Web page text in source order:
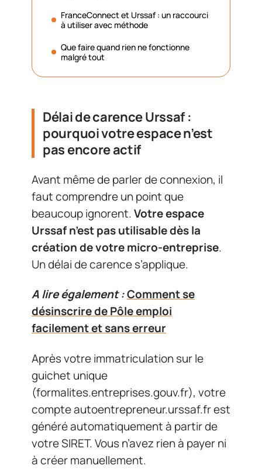
FranceConnect et Urssaf : un raccourci
à utiliser avec méthode
Que faire quand rien ne fonctionne
malgré tout
Délai de carence Urssaf :
pourquoi votre espace n’est
pas encore actif
Avant même de parler de connexion, il
faut comprendre un point que
beaucoup ignorent.Votre espace
Urssaf n’est pas utilisable dès la
création de votre micro-entreprise.
Un délai de carence s’applique.
A lire également :Comment se
désinscrire de Pôle emploi
facilement et sans erreur
Après votre immatriculation sur le
guichet unique
(formalites.entreprises.gouv.fr), votre
compte autoentrepreneur.urssaf.fr est
généré automatiquement à partir de
votre SIRET. Vous n’avez rien à payer ni
à créer manuellement.